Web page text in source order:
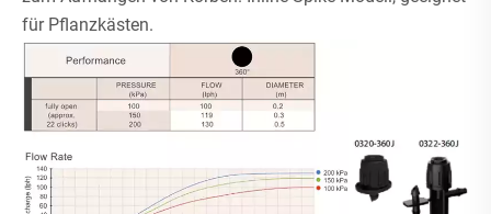
für Pflanzkästen.